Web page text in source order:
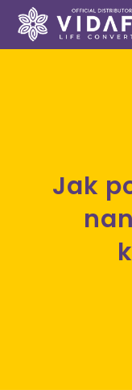
Jak používat Vidafy